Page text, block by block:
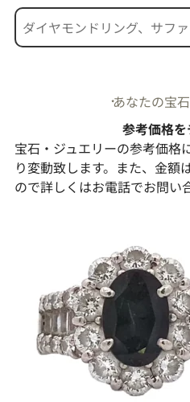
あなたの宝
参考価格
宝石・ジュエリーの参考価格
り変動致します。また、金額
ので詳しくはお電話でお問い